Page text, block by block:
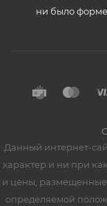
ни было
Данный интернет-
характер и ни при
и цены, размещенные
определяемой